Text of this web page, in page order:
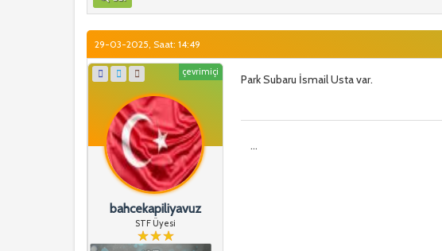
29-03-2025, Saat: 14:49
çevrimiçi
bahcekapiliyavuz
STF Üyesi
Park Subaru İsmail Usta var.
...